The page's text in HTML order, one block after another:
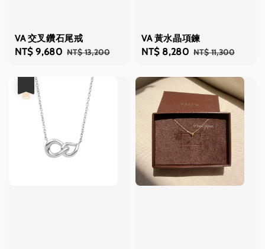
VA 交叉鑽石尾戒
Sale
NT$ 9,680 Regular
NT$ 13,200
VA 黃水晶項鍊
Sale
NT$ 8,280 Regular
NT$ 11,300